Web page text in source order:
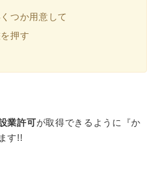
つか用意して
押す
業許可が取得できるように『か
す!!